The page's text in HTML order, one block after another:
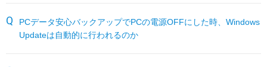
パートナーサイト
PCデータ安心バックアップでPCの電源OFFにした時、Windows
Updateは自動的に行われるのか